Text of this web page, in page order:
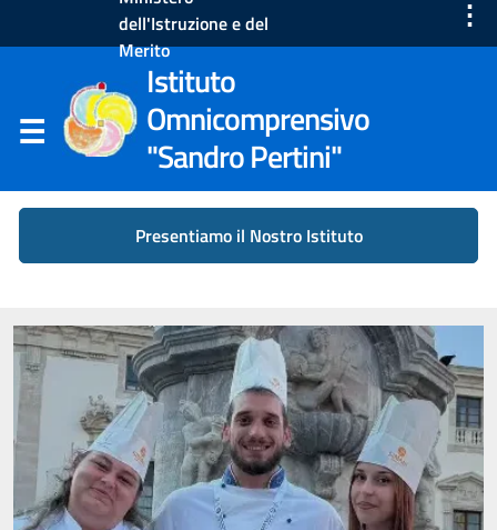
dell'Istruzione e del
Merito
⋮
Istituto
Omnicomprensivo
"Sandro Pertini"
Presentiamo il Nostro Istituto